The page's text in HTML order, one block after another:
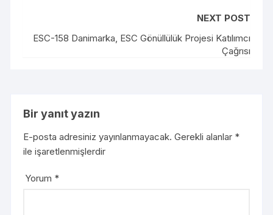
NEXT POST
ESC-158 Danimarka, ESC Gönüllülük Projesi Katılımcı
Çağrısı
Bir yanıt yazın
E-posta adresiniz yayınlanmayacak. Gerekli alanlar *
ile işaretlenmişlerdir
Yorum *